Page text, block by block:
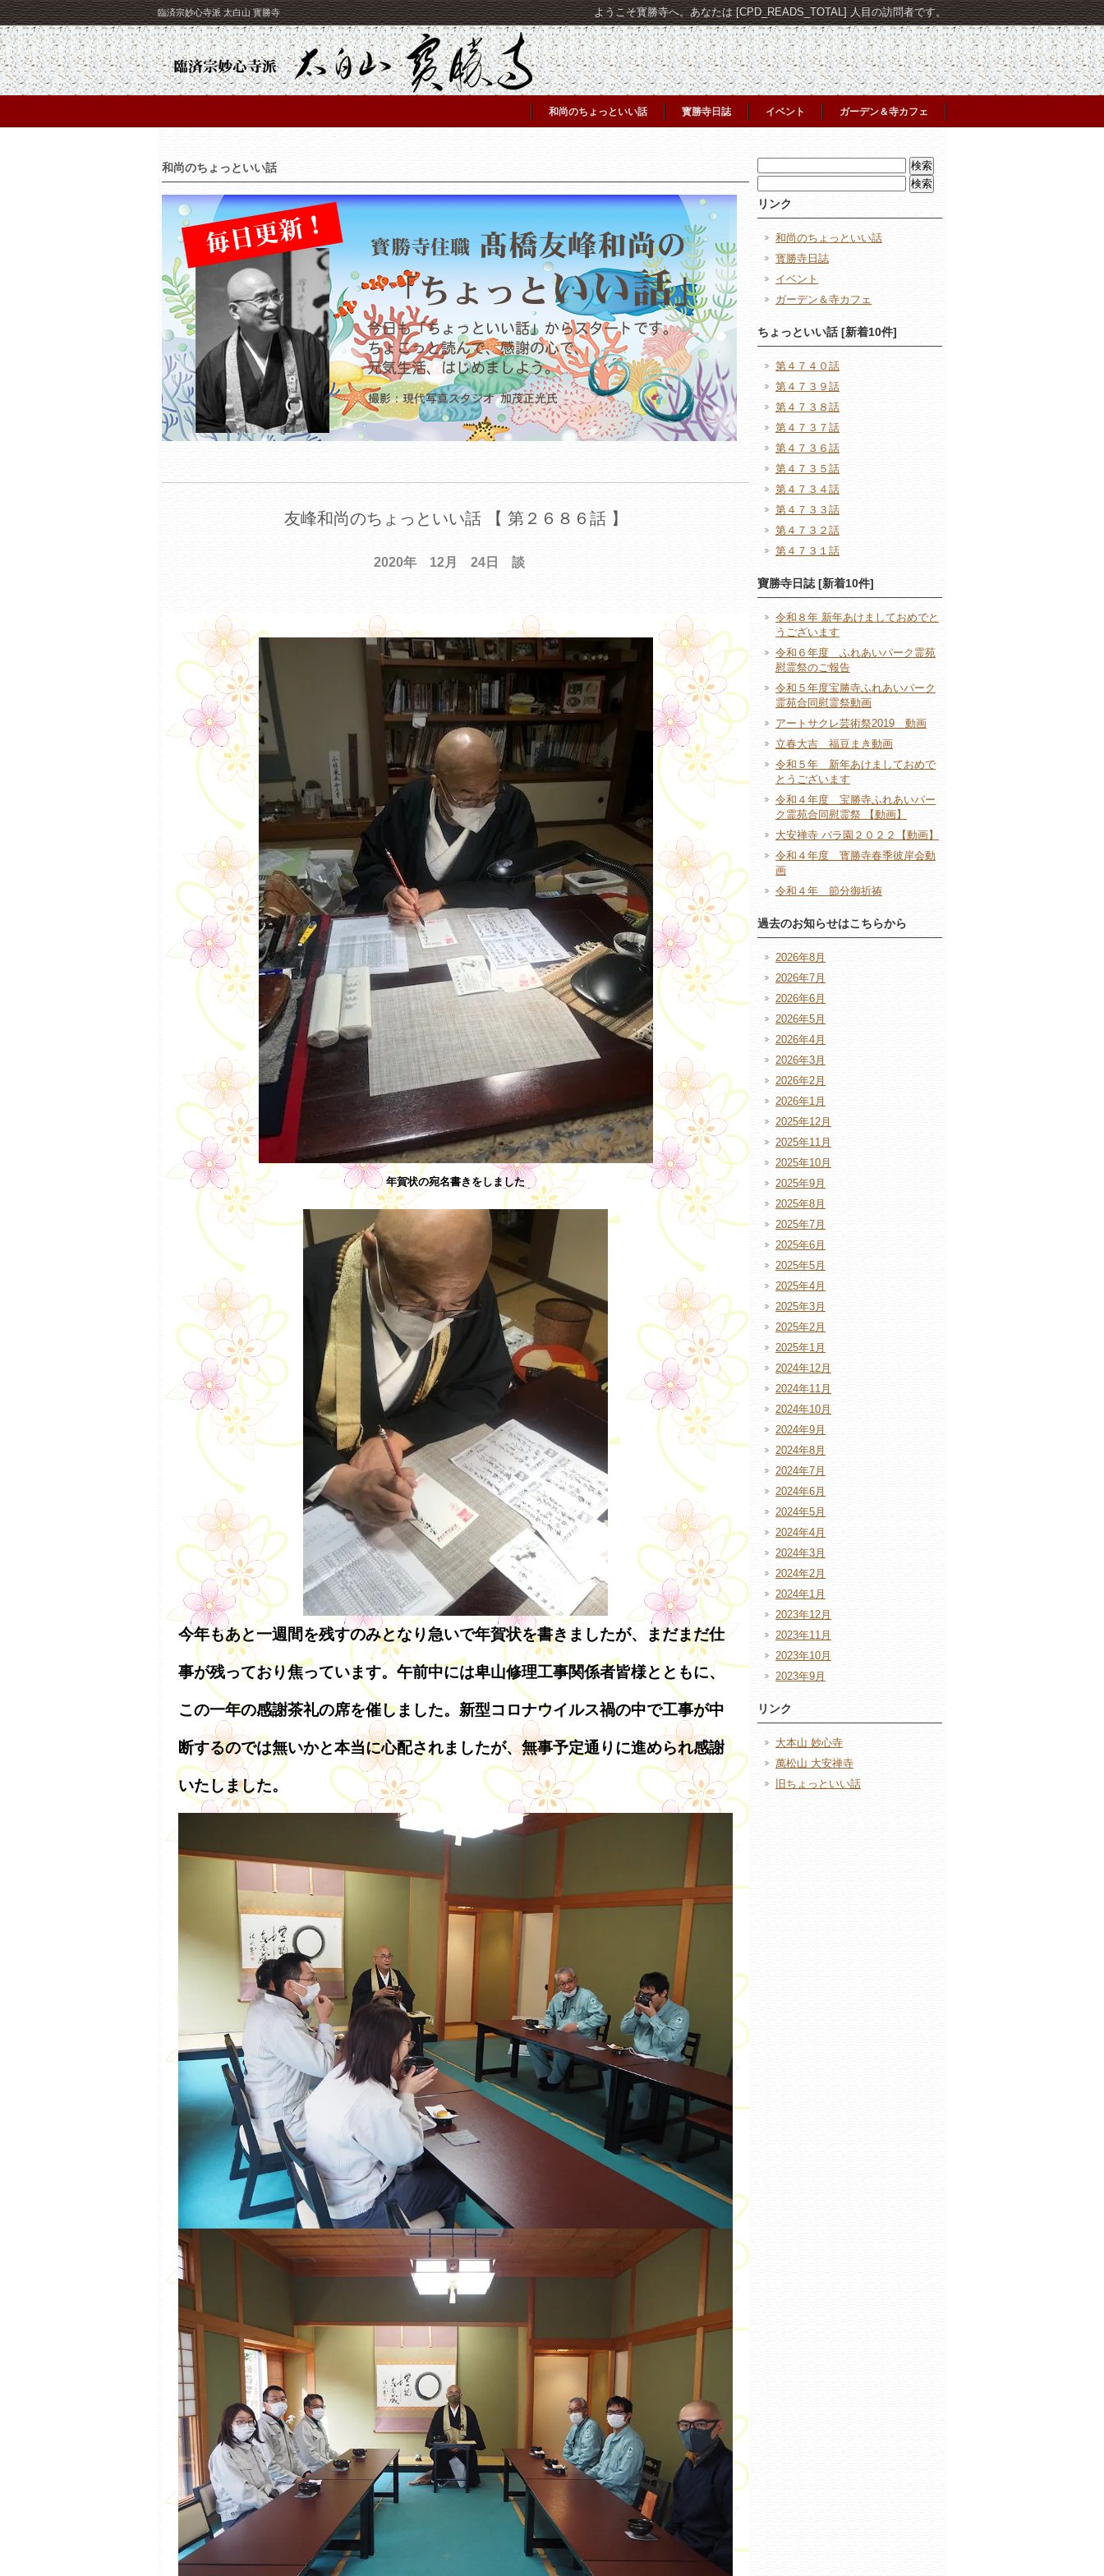
臨済宗妙心寺派 太白山 寳勝寺 ようこそ寳勝寺へ。あなたは [CPD_READS_TOTAL] 人目の訪問者です。
和尚のちょっといい話 寳勝寺日誌 イベント ガーデン＆寺カフェ
和尚のちょっといい話
友峰和尚のちょっといい話 【 第２６８６話 】
2020年 12月 24日 談
年賀状の宛名書きをしました
今年もあと一週間を残すのみとなり急いで年賀状を書きましたが、まだまだ仕
事が残っており焦っています。午前中には卑山修理工事関係者皆様とともに、
この一年の感謝茶礼の席を催しました。新型コロナウイルス禍の中で工事が中
断するのでは無いかと本当に心配されましたが、無事予定通りに進められ感謝
いたしました。
索:
索:
リンク
和尚のちょっといい話
寳勝寺日誌
イベント
ガーデン＆寺カフェ
ちょっといい話 [新着10件]
第４７４０話
第４７３９話
第４７３８話
第４７３７話
第４７３６話
第４７３５話
第４７３４話
第４７３３話
第４７３２話
第４７３１話
寶勝寺日誌 [新着10件]
令和８年 新年あけましておめでと
うございます
令和６年度 ふれあいパーク霊苑
慰霊祭のご報告
令和５年度宝勝寺ふれあいパーク
霊苑合同慰霊祭動画
アートサクレ芸術祭2019 動画
立春大吉 福豆まき動画
令和５年 新年あけましておめで
とうございます
令和４年度 宝勝寺ふれあいパー
ク霊苑合同慰霊祭 【動画】
大安禅寺 バラ園２０２２【動画】
令和４年度 寳勝寺春季彼岸会動
画
令和４年 節分御祈祷
過去のお知らせはこちらから
2026年8月
2026年7月
2026年6月
2026年5月
2026年4月
2026年3月
2026年2月
2026年1月
2025年12月
2025年11月
2025年10月
2025年9月
2025年8月
2025年7月
2025年6月
2025年5月
2025年4月
2025年3月
2025年2月
2025年1月
2024年12月
2024年11月
2024年10月
2024年9月
2024年8月
2024年7月
2024年6月
2024年5月
2024年4月
2024年3月
2024年2月
2024年1月
2023年12月
2023年11月
2023年10月
2023年9月
リンク
大本山 妙心寺
萬松山 大安禅寺
旧ちょっといい話